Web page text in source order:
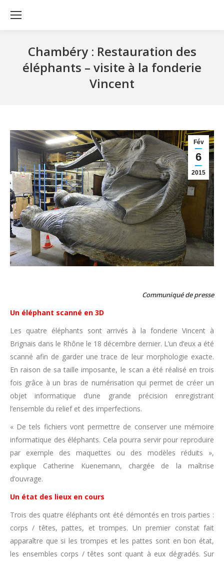
Chambéry : Restauration des
éléphants – visite à la fonderie
Vincent
Fév
6
2015
Communiqué de presse
Un éléphant scanné en 3D
Les quatre éléphants sont arrivés à la fonderie Vincent à
Brignais dans le Rhône le 18 décembre dernier. L’un d’eux a été
scanné afin de garder une trace de leur morphologie exacte.
En raison de sa taille imposante, le scan a été réalisé en trois
fois grâce à un bras de numérisation qui permet de créer un
objet informatique d’une grande précision enregistrant
l’ensemble du relief et des imperfections.
« De tels fichiers vont permettre de conserver une mémoire
informatique des éléphants. Cela pourra servir pour reproduire
par exemple des maquettes ou des modèles réduits »,
explique Catherine Kuenemann, chargée de la maîtrise
d’ouvrage.
Un état des lieux en cours
Trois des quatre éléphants ont été démontés en trois parties :
corps / têtes, pattes, et trompes. Un premier constat fait
apparaître que si les trompes et les pattes sont en bon état,
les ensembles corps / têtes sont quant à eux dégradés. Sur